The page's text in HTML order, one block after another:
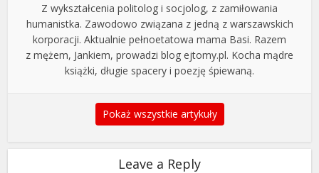
Z wykształcenia politolog i socjolog, z zamiłowania
humanistka. Zawodowo związana z jedną z warszawskich
korporacji. Aktualnie pełnoetatowa mama Basi. Razem
z mężem, Jankiem, prowadzi blog ejtomy.pl. Kocha mądre
książki, długie spacery i poezję śpiewaną.
Pokaż wszystkie artykuły
Leave a Reply